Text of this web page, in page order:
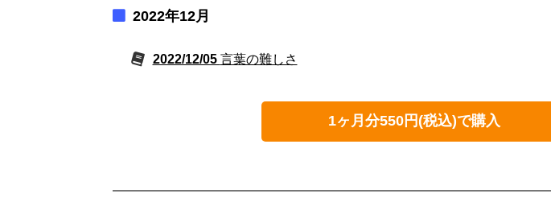
2022年12月
2022/12/05 言葉の難しさ
1ヶ月分550円(税込)で購入